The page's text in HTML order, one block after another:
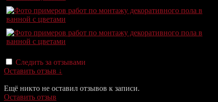
Следить за отзывами
Оставить отзыв ↓
Ещё никто не оставил отзывов к записи.
Оставить отзыв